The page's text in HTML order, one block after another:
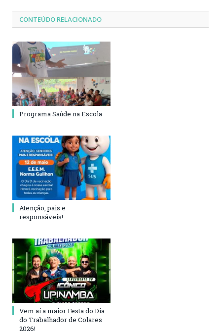
CONTEÚDO RELACIONADO
Programa Saúde na Escola
Atenção, pais e
responsáveis!
Vem aí a maior Festa do Dia
do Trabalhador de Colares
2026!